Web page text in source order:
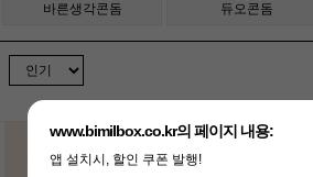
바른생각콘돔 듀오콘돔
초박형
스킨핏
www.bimilbox.co.kr의 페이지 내용:
앱 설치시, 할인 쿠폰 발행!